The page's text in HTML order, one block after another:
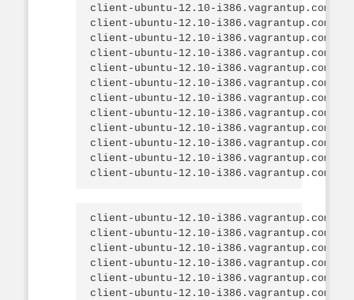
client-ubuntu-12.10-i386.vagrantup.com   -
client-ubuntu-12.10-i386.vagrantup.com
client-ubuntu-12.10-i386.vagrantup.com
client-ubuntu-12.10-i386.vagrantup.com
client-ubuntu-12.10-i386.vagrantup.com
client-ubuntu-12.10-i386.vagrantup.com
client-ubuntu-12.10-i386.vagrantup.com
client-ubuntu-12.10-i386.vagrantup.com
client-ubuntu-12.10-i386.vagrantup.com
client-ubuntu-12.10-i386.vagrantup.com
client-ubuntu-12.10-i386.vagrantup.com
client-ubuntu-12.10-i386.vagrantup.com
client-ubuntu-12.10-i386.vagrantup.com
client-ubuntu-12.10-i386.vagrantup.com
client-ubuntu-12.10-i386.vagrantup.com
client-ubuntu-12.10-i386.vagrantup.com
client-ubuntu-12.10-